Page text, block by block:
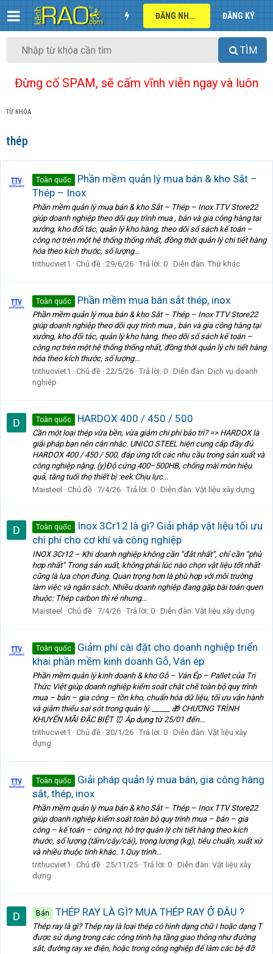
ĐĂNG NHẬP ĐĂNG KÝ
TÌM
Đừng cố SPAM, sẽ cấm vĩnh viễn ngay và luôn
TỪ KHÓA
thép
Toàn quốc
Phần mềm quản lý mua bán & kho Sắt –
Thép – Inox
Phần mềm quản lý mua bán & kho Sắt – Thép – Inox TTV Store22
giúp doanh nghiệp theo dõi quy trình mua , bán và gia công hàng tại
xưởng, kho đối tác, quản lý kho hàng, theo dõi sổ sách kế toán –
công nợ trên một hệ thống thống nhất, đồng thời quản lý chi tiết hàng
hóa theo kích thước, số lượng...
trithucviet1
Chủ đề 29/6/26 Trả lời: 0 Diễn đàn: Thứ khác
Toàn quốc Phần mềm mua bán sắt thép, inox
Phần mềm quản lý mua bán & kho Sắt – Thép – Inox TTV Store22
giúp doanh nghiệp theo dõi quy trình mua , bán và gia công hàng tại
xưởng, kho đối tác, quản lý kho hàng, theo dõi sổ sách kế toán –
công nợ trên một hệ thống thống nhất, đồng thời quản lý chi tiết hàng
hóa theo kích thước, số lượng...
trithucviet1
Chủ đề 22/5/26 Trả lời: 0 Diễn đàn: Dịch vụ doanh
nghiệp
Toàn quốc HARDOX 400 / 450 / 500
Cần một loại thép vừa bền, vừa giảm chi phí bảo trì? => HARDOX là
giải pháp bạn nên cân nhắc. UNICO STEEL hiện cung cấp đầy đủ
HARDOX 400 / 450 / 500, đáp ứng tốt các nhu cầu trong sản xuất và
công nghiệp nặng. (y)Độ cứng 400–500HB, chống mài mòn hiệu
quả, tăng tuổi thọ thiết bị :eek:Chịu lực...
Maisteel
Chủ đề 7/4/26 Trả lời: 0 Diễn đàn: Vật liệu xây dựng
Toàn quốc
Inox 3Cr12 là gì? Giải pháp vật liệu tối ưu
chi phí cho cơ khí và công nghiệp
INOX 3Cr12 – Khi doanh nghiệp không cần “đắt nhất”, chỉ cần “phù
hợp nhất” Trong sản xuất, không phải lúc nào chọn vật liệu tốt nhất
cũng là lựa chọn đúng. Quan trọng hơn là phù hợp với môi trường
làm việc và ngân sách. Nhiều doanh nghiệp đang gặp bài toán quen
thuộc: Thép carbon thì rẻ nhưng...
Maisteel
Chủ đề 7/4/26 Trả lời: 0 Diễn đàn: Vật liệu xây dựng
Toàn quốc
Giảm phí cài đặt cho doanh nghiệp triển
khai phần mềm kinh doanh Gỗ, Ván ép
Phần mềm quản lý kinh doanh & kho Gỗ – Ván Ép – Pallet của Tri
Thức Việt giúp doanh nghiệp kiểm soát chặt chẽ toàn bộ quy trình
mua – bán – gia công – tồn kho, chuẩn hóa dữ liệu, tối ưu vận hành
và giảm thiểu sai sót trong quản lý. _____ 🎁 CHƯƠNG TRÌNH
KHUYẾN MÃI ĐẶC BIỆT ⏰ Áp dụng từ 25/01 đến...
trithucviet1
Chủ đề 30/1/26 Trả lời: 0 Diễn đàn: Vật liệu xây
dựng
Toàn quốc
Giải pháp quản lý mua bán, gia công hàng
sắt, thép, inox
Phần mềm quản lý mua bán & kho Sắt – Thép – Inox TTV Store22
giúp doanh nghiệp kiểm soát toàn bộ quy trình mua – bán – gia
công – kế toán – công nợ, hỗ trợ quản lý chi tiết hàng theo kích
thước, số lượng (tấm/cây/cái), trọng lượng (kg), tiêu chuẩn, xuất xứ
và nhiều thuộc tính khác. 1.Quy trình...
trithucviet1
Chủ đề 25/11/25 Trả lời: 0 Diễn đàn: Vật liệu xây
dựng
Bán THÉP RAY LÀ GÌ? MUA THÉP RAY Ở ĐÂU ?
Thép ray là gì? Thép ray là loại thép có hình dạng chữ I hoặc dạng T
được sử dụng trong các công trình hạ tầng giao thông như đường
sắt, đường ray xe điện, hoặc trong công nghiệp để làm các bệ đỡ